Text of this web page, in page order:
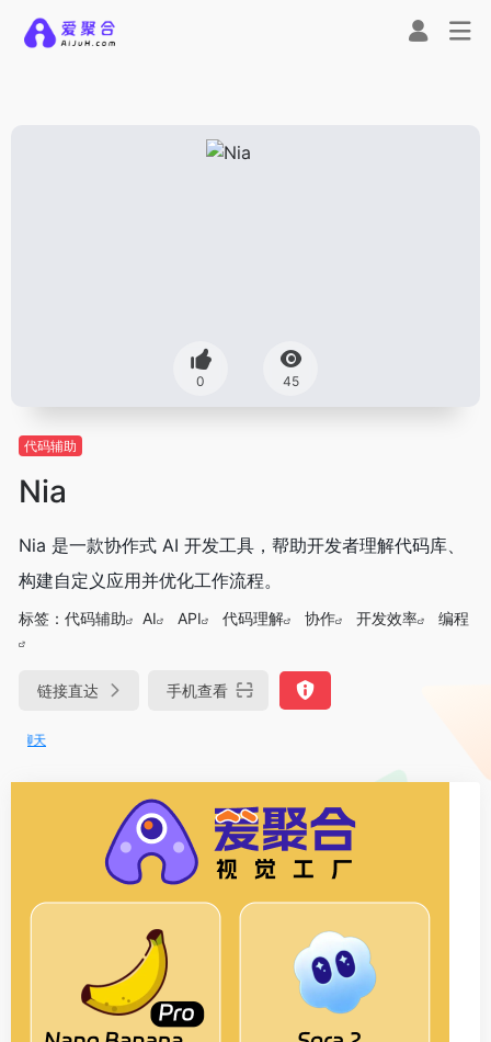
0 45
代码辅助
Nia
Nia 是一款协作式 AI 开发工具，帮助开发者理解代码库、
构建自定义应用并优化工作流程。
标签： 代码辅助 AI API 代码理解 协作 开发效率 编程
链接直达 手机查看